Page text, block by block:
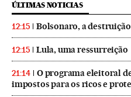
ÚLTIMAS NOTICIAS
12:15 Bolsonaro, a
12:15 Lula, uma ressurreição
21:14
O programa eleitoral
impostos para os ricos e